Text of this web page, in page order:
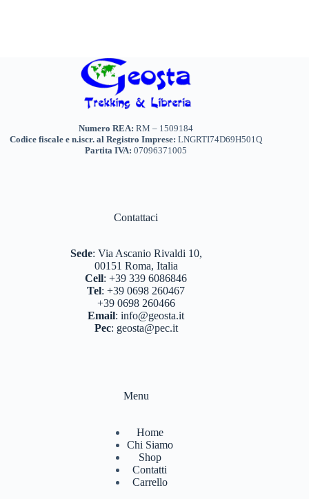
Numero REA:RM – 1509184
Codice fiscale e n.iscr. al Registro Imprese:LNGRTI74D69H501Q
Partita IVA: 07096371005
Contattaci
Sede: Via Ascanio Rivaldi 10,
00151 Roma, Italia
Cell:+39 339 6086846
Tel:+39 0698 260467
+39 0698 260466
Email:info@geosta.it
Pec: geosta@pec.it
Menu
Home
Chi Siamo
Shop
Contatti
Carrello